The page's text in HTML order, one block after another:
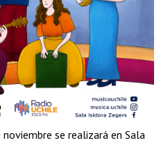
se realizará en Sala